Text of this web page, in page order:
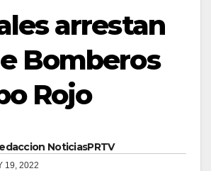
arrestan
Bomberos
Rojo
NoticiasPRTV
19, 2022